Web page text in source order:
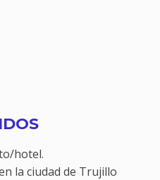
hotel.
la ciudad de Trujillo